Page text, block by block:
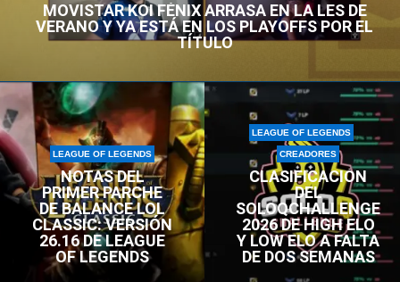
MOVISTAR KOI FÉNIX ARRASA EN LA LES DE
VERANO Y YA ESTÁ EN LOS PLAYOFFS POR EL
TÍTULO
LEAGUE OF LEGENDS
NOTAS DEL
PRIMER PARCHE
DE BALANCE LOL
CLASSIC: VERSIÓN
26.16 DE LEAGUE
OF LEGENDS
LEAGUE OF LEGENDS
CREADORES
CLASIFICACIÓN
DEL
SOLOQCHALLENGE
2026 DE HIGH ELO
Y LOW ELO A FALTA
DE DOS SEMANAS